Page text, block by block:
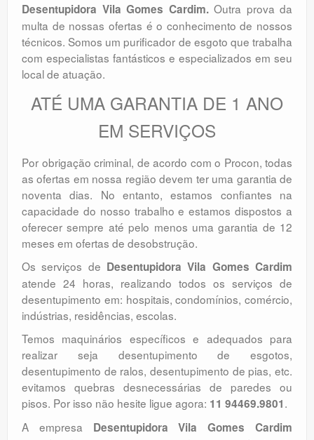
Desentupidora Vila Gomes Cardim. Outra prova da
multa de nossas ofertas é o conhecimento de nossos
técnicos. Somos um purificador de esgoto que trabalha
com especialistas fantásticos e especializados em seu
local de atuação.
ATÉ UMA GARANTIA DE 1 ANO
EM SERVIÇOS
Por obrigação criminal, de acordo com o Procon, todas
as ofertas em nossa região devem ter uma garantia de
noventa dias. No entanto, estamos confiantes na
capacidade do nosso trabalho e estamos dispostos a
oferecer sempre até pelo menos uma garantia de 12
meses em ofertas de desobstrução.
Os serviços de Desentupidora Vila Gomes Cardim
atende 24 horas, realizando todos os serviços de
desentupimento em: hospitais, condomínios, comércio,
indústrias, residências, escolas.
Temos maquinários específicos e adequados para
realizar seja desentupimento de esgotos,
desentupimento de ralos, desentupimento de pias, etc.
evitamos quebras desnecessárias de paredes ou
pisos. Por isso não hesite ligue agora: 11 94469.9801.
A empresa Desentupidora Vila Gomes Cardim